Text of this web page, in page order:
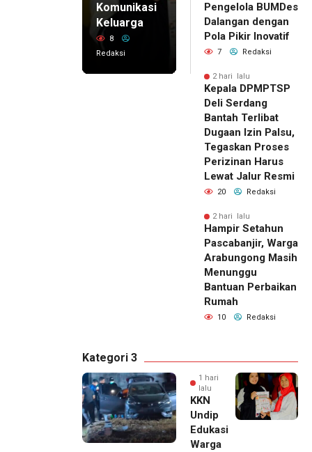
Komunikasi
Keluarga
8
Redaksi
Pengelola BUMDes
Dalangan dengan
Pola Pikir Inovatif
7 Redaksi
2 hari lalu
Kepala DPMPTSP
Deli Serdang
Bantah Terlibat
Dugaan Izin Palsu,
Tegaskan Proses
Perizinan Harus
Lewat Jalur Resmi
20 Redaksi
2 hari lalu
Hampir Setahun
Pascabanjir, Warga
Arabungong Masih
Menunggu
Bantuan Perbaikan
Rumah
10 Redaksi
Kategori 3
1 hari
lalu
KKN
Undip
Edukasi
Warga